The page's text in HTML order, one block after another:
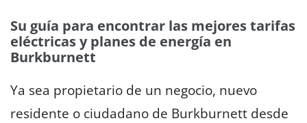
Su guía para encontrar las mejores tarifas
eléctricas y planes de energía en
Burkburnett
Ya sea propietario de un negocio, nuevo
residente o ciudadano de Burkburnett desde